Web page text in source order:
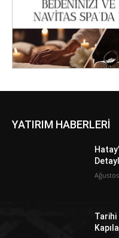
YATIRIM HABERLERİ